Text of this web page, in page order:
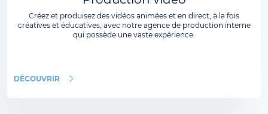
Créez et produisez des vidéos animées et en direct, à la fois
créatives et éducatives, avec notre agence de production interne
qui possède une vaste expérience.
DÉCOUVRIR